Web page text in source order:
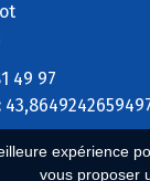
expérience
vous proposer
49 97